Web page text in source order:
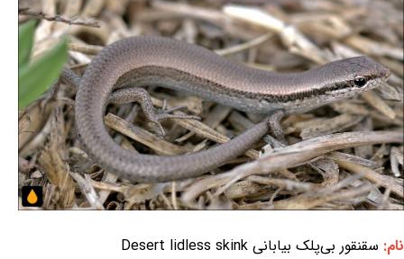
نام: سقنقور بی‌پلک بیابانی Desert lidless skink